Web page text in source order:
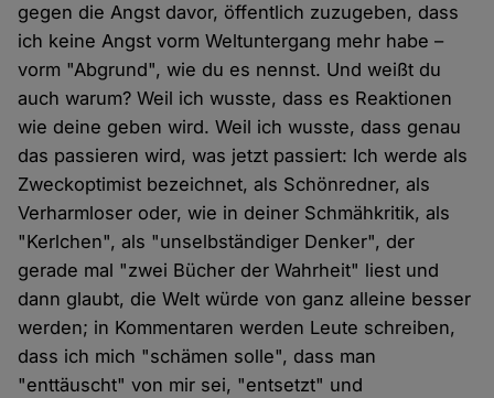
gegen die Angst davor, öffentlich zuzugeben, dass
ich keine Angst vorm Weltuntergang mehr habe –
vorm "Abgrund", wie du es nennst. Und weißt du
auch warum? Weil ich wusste, dass es Reaktionen
wie deine geben wird. Weil ich wusste, dass genau
das passieren wird, was jetzt passiert: Ich werde als
Zweckoptimist bezeichnet, als Schönredner, als
Verharmloser oder, wie in deiner Schmähkritik, als
"Kerlchen", als "unselbständiger Denker", der
gerade mal "zwei Bücher der Wahrheit" liest und
dann glaubt, die Welt würde von ganz alleine besser
werden; in Kommentaren werden Leute schreiben,
dass ich mich "schämen solle", dass man
"enttäuscht" von mir sei, "entsetzt" und